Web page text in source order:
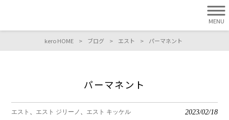
MENU
kero HOME > ブログ > エスト > パーマネント
パーマネント
エスト エスト ジリーノ エスト キッケル 2023/02/18